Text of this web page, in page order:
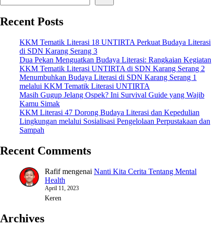
Recent Posts
KKM Tematik Literasi 18 UNTIRTA Perkuat Budaya Literasi
di SDN Karang Serang 3
Dua Pekan Menguatkan Budaya Literasi: Rangkaian Kegiatan
KKM Tematik Literasi UNTIRTA di SDN Karang Serang 2
Menumbuhkan Budaya Literasi di SDN Karang Serang 1
melalui KKM Tematik Literasi UNTIRTA
Masih Gugup Jelang Ospek? Ini Survival Guide yang Wajib
Kamu Simak
KKM Literasi 47 Dorong Budaya Literasi dan Kepedulian
Lingkungan melalui Sosialisasi Pengelolaan Perpustakaan dan
Sampah
Recent Comments
Rafifmengenai Nanti Kita Cerita Tentang Mental
Health
April 11, 2023
Keren
Archives